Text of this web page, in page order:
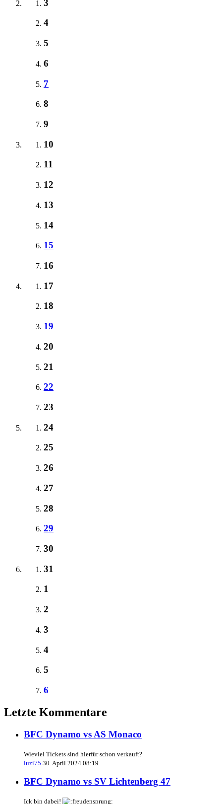
3
4
5
6
7
8
9
10
11
12
13
14
15
16
17
18
19
20
21
22
23
24
25
26
27
28
29
30
31
1
2
3
4
5
6
Letzte Kommentare
BFC Dynamo vs AS Monaco
Wieviel Tickets sind hierfür schon verkauft?
luzi75 30. April 2024 08:19
BFC Dynamo vs SV Lichtenberg 47
Ick bin dabei!